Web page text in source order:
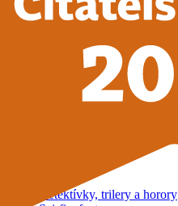
Detektívky, trilery a horory